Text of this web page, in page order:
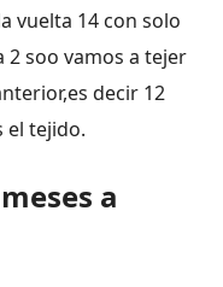
vuelta 14 con solo
2 soo vamos a tejer
decir 12
el tejido.
a